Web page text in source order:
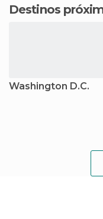
Destinos
Washington D.C.